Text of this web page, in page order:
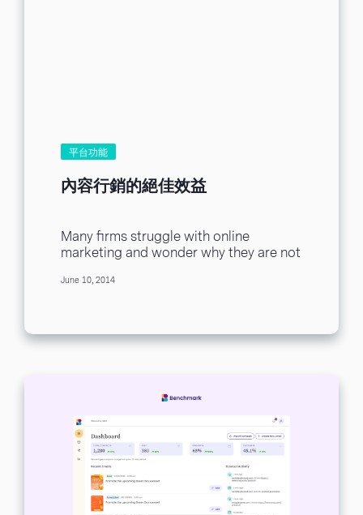
平台功能
內容行銷的絕佳效益
Many firms struggle with online
marketing and wonder why they are not
competitors. In...
June 10, 2014